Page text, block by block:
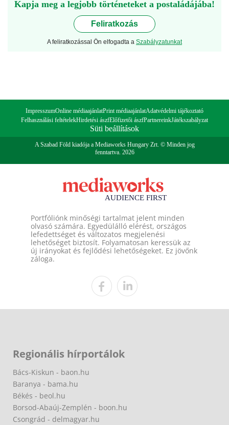
Kapja meg a legjobb történeteket a postaládájába!
Feliratkozás
A feliratkozással Ön elfogadta a Szabályzatunkat
ImpresszumOnline médiaajánlatPrint médiaajánlatAdatvédelmi tájékoztató
Felhasználási feltételekHirdetési ászfElőfizetői ászfPartnereinkJátékszabályzat
Süti beállítások
A Szabad Föld kiadója a Mediaworks Hungary Zrt. © Minden jog
fenntartva. 2026
Portfóliónk minőségi tartalmat jelent minden
olvasó számára. Egyedülálló elérést, országos
lefedettséget és változatos megjelenési
lehetőséget biztosít. Folyamatosan keressük az
új irányokat és fejlődési lehetőségeket. Ez jövőnk
záloga.
Regionális hírportálok
Bács-Kiskun - baon.hu
Baranya - bama.hu
Békés - beol.hu
Borsod-Abaúj-Zemplén - boon.hu
Csongrád - delmagyar.hu